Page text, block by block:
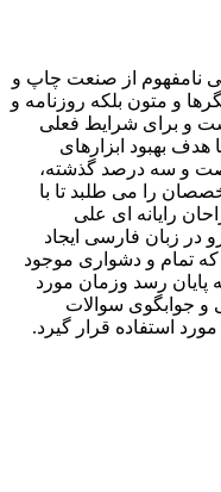
نامفهوم از صنعت چاپ و
و متون بلکه روزنامه و
و برای شرایط فعلی
هدف بهبود ابزارهای
و سه درصد گذشته،
را می طلبد تا با
رایانه ای علی
زبان فارسی ایجاد
تمام و دشواری موجود
پایان رسد وزمان مورد
و جوابگوی سوالات
استفاده قرار گیرد.